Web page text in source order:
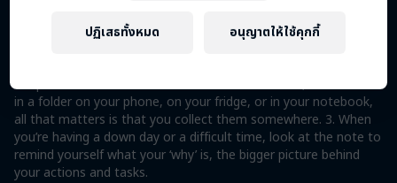
watching the news, or thinking about your job at the end of
Keep a note of it! It doesn’t matter how or where, whether it's
in a folder on your phone, on your fridge, or in your notebook,
all that matters is that you collect them somewhere. 3. When
you’re having a down day or a difficult time, look at the note to
remind yourself what your ‘why’ is, the bigger picture behind
your actions and tasks.
ปฏิเสธทั้งหมด อนุญาตให้ใช้คุกกี้